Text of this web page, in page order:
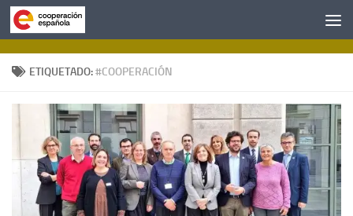
Saltar al contenido
ETIQUETADO:#COOPERACIÓN